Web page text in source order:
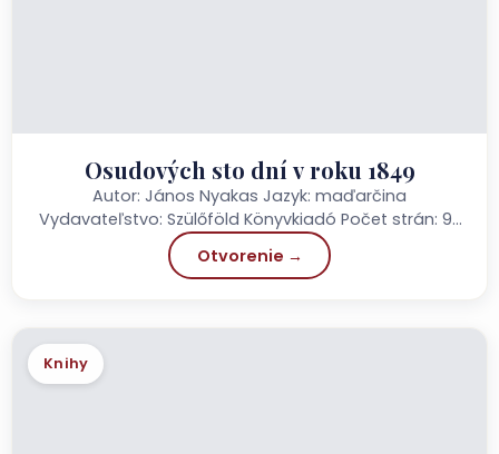
Osudových sto dní v roku 1849
Autor: János Nyakas Jazyk: maďarčina
Vydavateľstvo: Szülőföld Könyvkiadó Počet strán: 92
Cena: 3 000 HUF
Otvorenie →
Knihy